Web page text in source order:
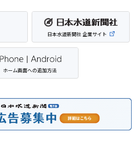
日本水道新聞社 企業サイト
ホーム画面への追加方法